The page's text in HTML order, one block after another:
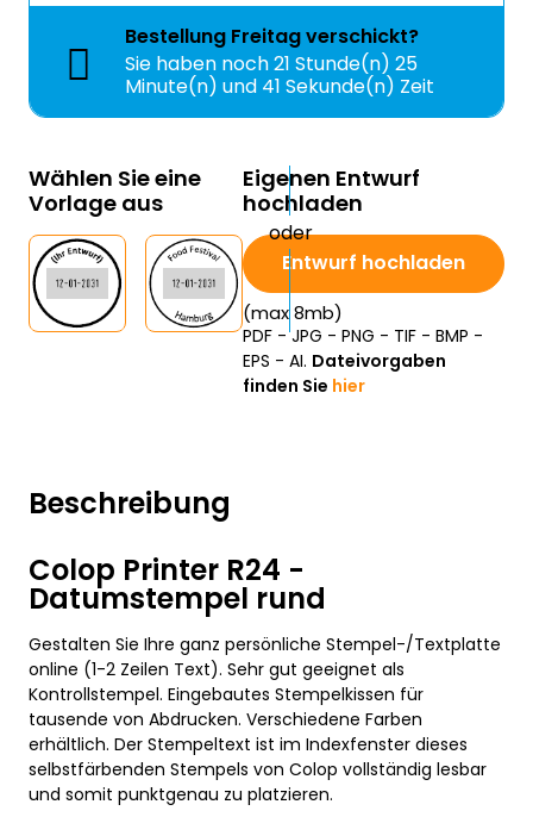
Beschreibung
Colop Printer R24 -
Datumstempel rund
Gestalten Sie Ihre ganz persönliche Stempel-/Textplatte
online (1-2 Zeilen Text). Sehr gut geeignet als
Kontrollstempel. Eingebautes Stempelkissen für
tausende von Abdrucken. Verschiedene Farben
erhältlich. Der Stempeltext ist im Indexfenster dieses
selbstfärbenden Stempels von Colop vollständig lesbar
und somit punktgenau zu platzieren.
Bestellung Freitagverschickt?
Sie haben noch21 Stunde(n) 25
Minute(n) und 41 Sekunde(n) Zeit
Wählen Sie eine
Vorlage aus
Eigenen Entwurf
hochladen
Entwurf hochladen
(max 8mb)
PDF - JPG - PNG - TIF - BMP -
EPS - AI. Dateivorgaben
finden Sie hier